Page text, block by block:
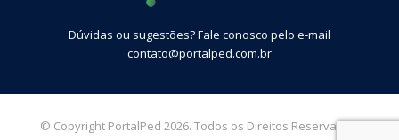
Dúvidas ou sugestões? Fale conosco pelo e-mail
contato@portalped.com.br
© Copyright PortalPed 2026. Todos os Direitos Reservados.